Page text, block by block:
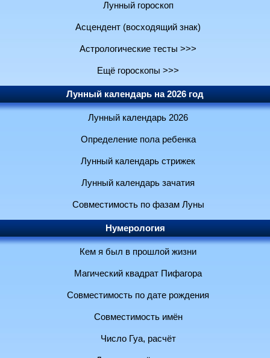
Лунный гороскоп
Асцендент (восходящий знак)
Астрологические тесты >>>
Ещё гороскопы >>>
Лунный календарь на 2026 год
Лунный календарь 2026
Определение пола ребенка
Лунный календарь стрижек
Лунный календарь зачатия
Совместимость по фазам Луны
Нумерология
Кем я был в прошлой жизни
Магический квадрат Пифагора
Совместимость по дате рождения
Совместимость имён
Число Гуа, расчёт